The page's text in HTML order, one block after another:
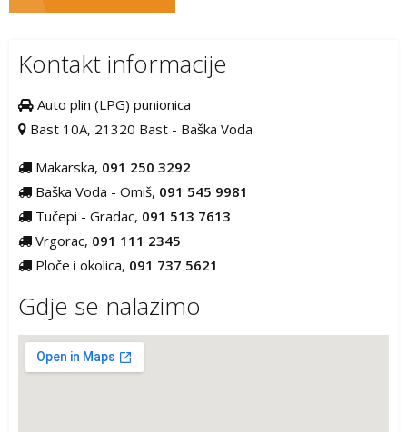
objava
Kontakt informacije
Auto plin (LPG) punionica
Bast 10A, 21320 Bast - Baška Voda
Makarska, 091 250 3292
Baška Voda - Omiš, 091 545 9981
Tučepi - Gradac, 091 513 7613
Vrgorac, 091 111 2345
Ploče i okolica, 091 737 5621
Gdje se nalazimo